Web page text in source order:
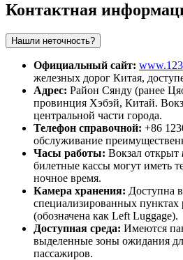
Контактная
Нашли неточность?
Официальный сайт:
железных дорог Китая,
Адрес: Район Сянду (ранее
провинция Хэбэй, Китай.
центральной части города.
Телефон справочной: +86
обслуживание
Часы работы: Вокзал открыт
билетные кассы могут иметь
ночное время.
Камера хранения: Доступна
специализированных пунктах
(обозначена как Left Luggage).
Доступная среда: Имеются
выделенные зоны ожидания
пассажиров.